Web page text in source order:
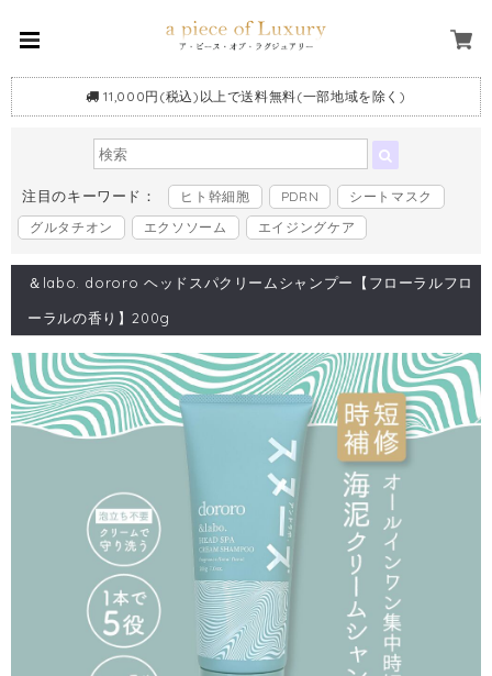
11,000円(税込)以上で送料無料(一部地域を除く)
注目のキーワード： ヒト幹細胞 PDRN
シートマスク
グルタチオン
エクソソーム エイジングケア
＆labo. dororo ヘッドスパクリームシャンプー【フローラルフロ
ーラルの香り】200g